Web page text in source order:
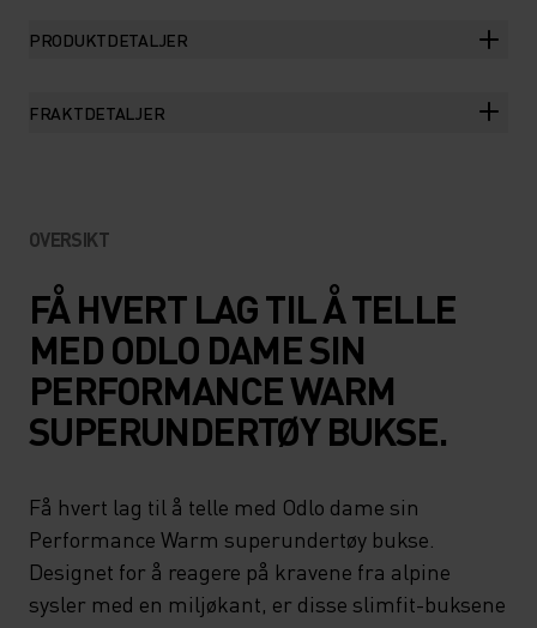
PRODUKTDETALJER
FRAKTDETALJER
OVERSIKT
FÅ HVERT LAG TIL Å TELLE
MED ODLO DAME SIN
PERFORMANCE WARM
SUPERUNDERTØY BUKSE.
Få hvert lag til å telle med Odlo dame sin
Performance Warm superundertøy bukse.
Designet for å reagere på kravene fra alpine
sysler med en miljøkant, er disse slimfit-buksene